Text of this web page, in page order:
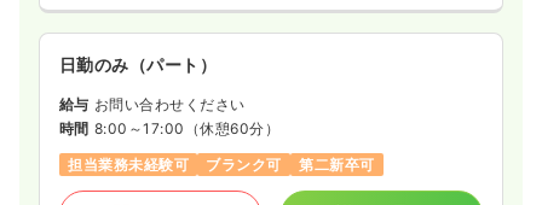
日勤のみ（パート）
給与 お問い合わせください
時間 8:00～17:00 （休憩60分）
担当業務未経験可
ブランク可 第二新卒可